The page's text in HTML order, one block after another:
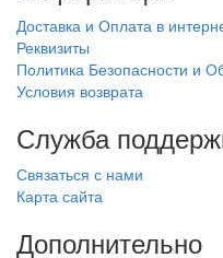
Доставка и Оплата в
Реквизиты
Политика Безопасности и
Условия возврата
Служба
Связаться с нами
Карта сайта
Дополнительно